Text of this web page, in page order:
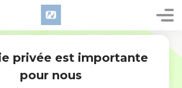
privée est importante
pour nous